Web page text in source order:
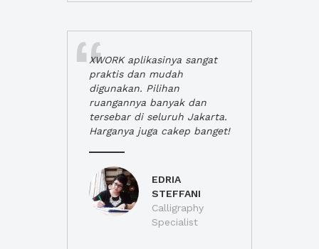
XWORK aplikasinya sangat
praktis dan mudah
digunakan. Pilihan
ruangannya banyak dan
tersebar di seluruh Jakarta.
Harganya juga cakep banget!
EDRIA
STEFFANI
Calligraphy
Specialist